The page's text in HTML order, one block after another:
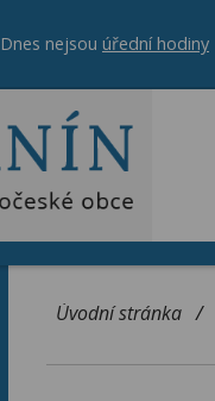
Dnes nejsou úřední hodiny
Úvodní stránka /